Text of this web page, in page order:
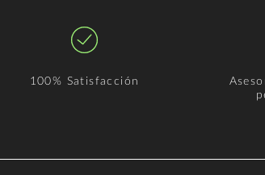
100% Satisfacción